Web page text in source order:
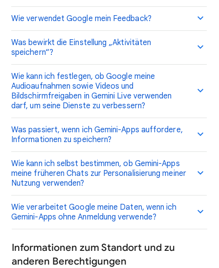
Wie verwendet Google mein Feedback?
Was bewirkt die Einstellung „Aktivitäten
speichern“?
Wie kann ich festlegen, ob Google meine
Audioaufnahmen sowie Videos und
Bildschirmfreigaben in Gemini Live verwenden
darf, um seine Dienste zu verbessern?
Was passiert, wenn ich Gemini-Apps auffordere,
Informationen zu speichern?
Wie kann ich selbst bestimmen, ob Gemini-Apps
meine früheren Chats zur Personalisierung meiner
Nutzung verwenden?
Wie verarbeitet Google meine Daten, wenn ich
Gemini-Apps ohne Anmeldung verwende?
Informationen zum Standort und zu
anderen Berechtigungen